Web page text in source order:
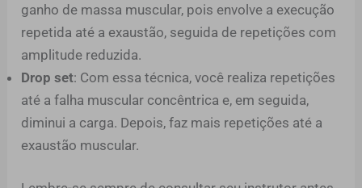
ganho de massa muscular, pois envolve a execução
repetida até a exaustão, seguida de repetições com
amplitude reduzida.
Drop set: Com essa técnica, você realiza repetições
até a falha muscular concêntrica e, em seguida,
diminui a carga. Depois, faz mais repetições até a
exaustão muscular.